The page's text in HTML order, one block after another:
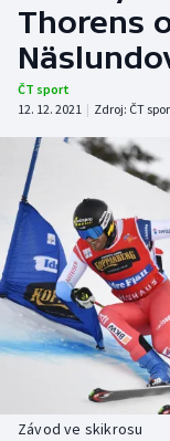
Tenis
Atletika
Cyklistika
DALŠÍ SPORTY
Americký fotbal
Baseball a
Basketbal
Biatlon
NEPŘEHLÉDNĚTE
Soutěže
Historické
Aplikace ČT sport
Thorens
ČT sport
12. 12. 2021 | Zdroj: ČT
Závod ve skikrosu